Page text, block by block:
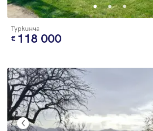
Туркинча
118 000